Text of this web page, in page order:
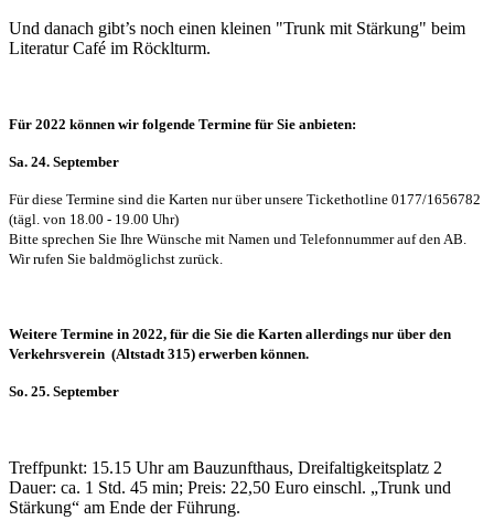
Und danach gibt’s noch einen kleinen "Trunk mit Stärkung" beim
Literatur Café im Röcklturm.
Für 2022 können wir folgende Termine für Sie anbieten:
Sa. 24. September
Für diese Termine sind die Karten nur über unsere Tickethotline 0177/1656782
(tägl. von 18.00 - 19.00 Uhr)
Bitte sprechen Sie Ihre Wünsche mit Namen und Telefonnummer auf den AB.
Wir rufen Sie baldmöglichst zurück.
Weitere Termine in 2022, für die Sie die Karten allerdings nur über den
Verkehrsverein (Altstadt 315) erwerben können.
So. 25. September
Treffpunkt: 15.15 Uhr am Bauzunfthaus, Dreifaltigkeitsplatz 2
Dauer: ca. 1 Std. 45 min; Preis: 22,50 Euro einschl. „Trunk und
Stärkung“ am Ende der Führung.